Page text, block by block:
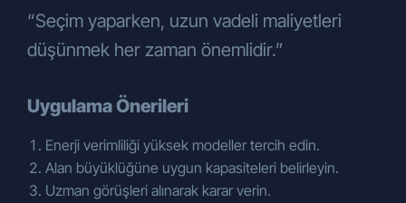
“Seçim yaparken, uzun vadeli maliyetleri
düşünmek her zaman önemlidir.”
Uygulama Önerileri
Enerji verimliliği yüksek modeller tercih edin.
Alan büyüklüğüne uygun kapasiteleri belirleyin.
Uzman görüşleri alınarak karar verin.